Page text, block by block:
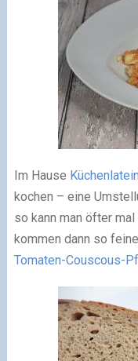
Im Hause Küchenlatein
kochen – eine
so kann man öfter
kommen dann so
Tomaten-Couscous-